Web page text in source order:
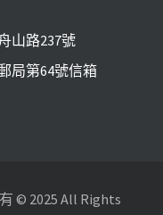
山路237號
局第64號信箱
© 2025 All Rights